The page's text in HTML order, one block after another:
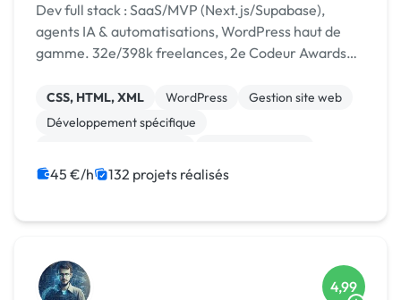
Dev full stack : SaaS/MVP (Next.js/Supabase),
agents IA & automatisations, WordPress haut de
gamme. 32e/398k freelances, 2e Codeur Awards
CSS, HTML, XML WordPress
Gestion site web
Développement spécifique
Admin système, sécurité
JavaScript
45 €/h 132 projets réalisés
4,99